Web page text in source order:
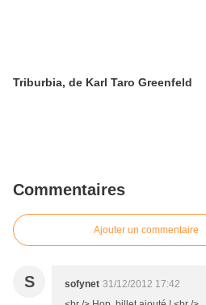
Triburbia, de Karl Taro Greenfeld
Commentaires
Ajouter un commentaire
S sofynet 31/12/2012 17:42